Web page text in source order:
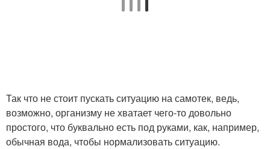
Так что не стоит пускать ситуацию на самотек, ведь,
возможно, организму не хватает чего-то довольно
простого, что буквально есть под руками, как, например,
обычная вода, чтобы нормализовать ситуацию.